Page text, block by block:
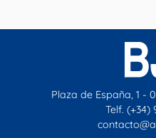
Plaza de España, 1 -
Telf. (+34)